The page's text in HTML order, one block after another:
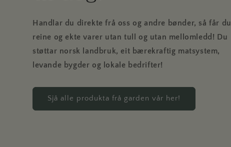
Handlar du direkte frå oss og andre bønder, så får du
reine og ekte varer utan tull og utan mellomledd! Du
støttar norsk landbruk, eit bærekraftig matsystem,
levande bygder og lokale bedrifter!
Sjå alle produkta frå garden vår her!